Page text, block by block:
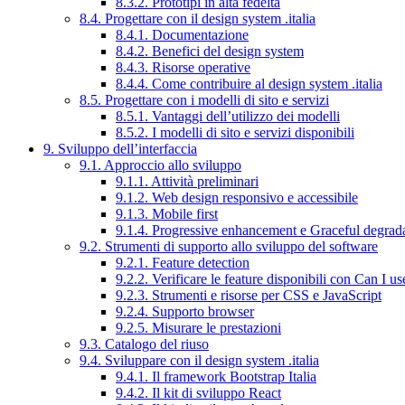
8.4. Progettare con il design system .italia
8.4.1. Documentazione
8.4.2. Benefici del design system
8.4.3. Risorse operative
8.4.4. Come contribuire al design system .italia
8.5. Progettare con i modelli di sito e servizi
8.5.1. Vantaggi dell’utilizzo dei modelli
8.5.2. I modelli di sito e servizi disponibili
9. Sviluppo dell’interfaccia
9.1. Approccio allo sviluppo
9.1.1. Attività preliminari
9.1.2. Web design responsivo e accessibile
9.1.3. Mobile first
9.1.4. Progressive enhancement e Graceful
9.2. Strumenti di supporto allo sviluppo del software
9.2.1. Feature detection
9.2.2. Verificare le feature disponibili con Can I
9.2.3. Strumenti e risorse per CSS e JavaScript
9.2.4. Supporto browser
9.2.5. Misurare le prestazioni
9.3. Catalogo del riuso
9.4. Sviluppare con il design system .italia
9.4.1. Il framework Bootstrap Italia
9.4.2. Il kit di sviluppo React